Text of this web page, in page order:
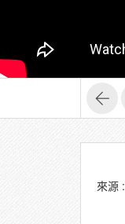
來源 :